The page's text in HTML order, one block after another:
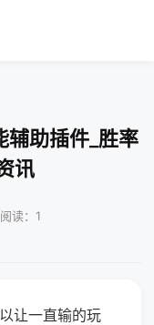
辅助插件_胜率
讯
读：1
让一直输的玩